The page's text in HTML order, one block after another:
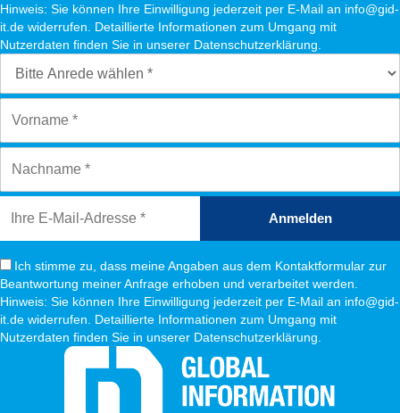
Hinweis: Sie können Ihre Einwilligung jederzeit per E-Mail an info@gid-
it.de widerrufen. Detaillierte Informationen zum Umgang mit
Nutzerdaten finden Sie in unserer Datenschutzerklärung.
Anmelden
Ich stimme zu, dass meine Angaben aus dem Kontaktformular zur
Beantwortung meiner Anfrage erhoben und verarbeitet werden.
Hinweis: Sie können Ihre Einwilligung jederzeit per E-Mail an info@gid-
it.de widerrufen. Detaillierte Informationen zum Umgang mit
Nutzerdaten finden Sie in unserer Datenschutzerklärung.